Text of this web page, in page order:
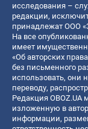
исследования –
редакции,
принадлежат ООО
На все
имеет
«Об авторских
без письменного
использовать, они
переводу,
Редакция OBOZ.UA
изложенную в
информации,